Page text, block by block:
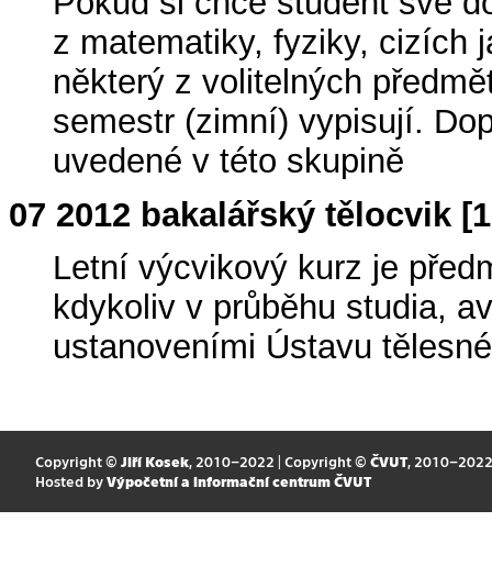
z matematiky, fyziky, cizích
některý z volitelných
semestr (zimní) vypisují.
uvedené v této skupině
07 2012 bakalářský tělocvik
Letní výcvikový kurz je
kdykoliv v průběhu studia,
ustanoveními Ústavu
Copyright © Jiří Kosek, 2010–2022 | Copyright © ČVUT, 2010–2022
Hosted by Výpočetní a informační centrum ČVUT